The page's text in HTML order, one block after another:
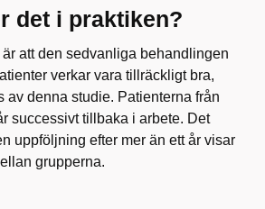
det i praktiken?
att den sedvanliga behandlingen
verkar vara tillräckligt bra,
av denna studie. Patienterna från
successivt tillbaka i arbete. Det
uppföljning efter mer än ett år visar
grupperna.